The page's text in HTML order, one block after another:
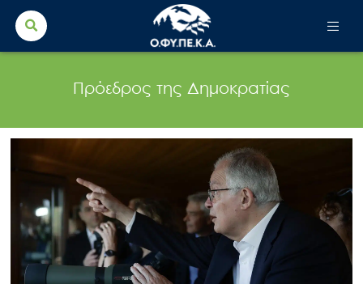
Search
for:
Πρόεδρος της Δημοκρατίας